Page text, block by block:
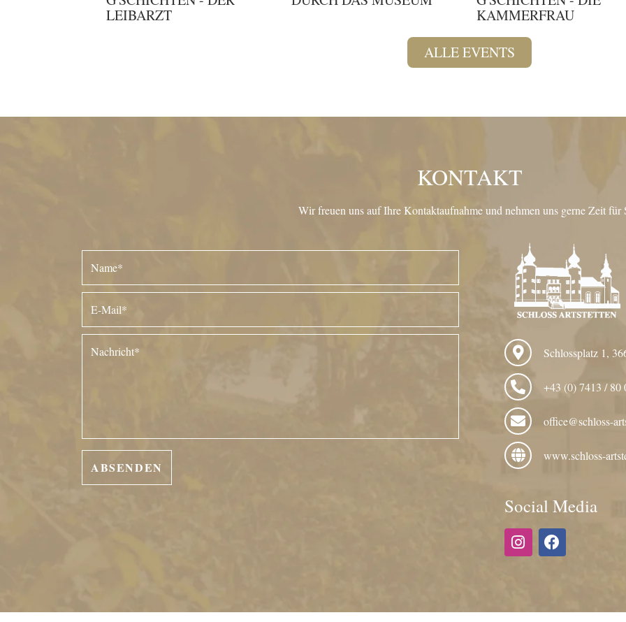
LEIBARZT
KAMMERFRAU
ALLE EVENTS
KONTAKT
Wir freuen uns auf Ihre Kontaktaufnahme und nehmen uns gerne Zeit für
Schlossplatz 1,
+43 (0) 7413 / 80
office@schloss-
www.schloss-
Social Media